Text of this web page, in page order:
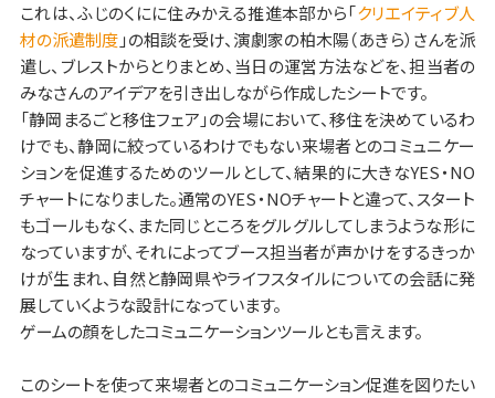
これは、ふじのくにに住みかえる推進本部から「クリエイティブ人
材の派遣制度 」の相談を受け、演劇家の柏木陽（あきら）さんを派
遣し、ブレストからとりまとめ、当日の運営方法などを、担当者の
みなさんのアイデアを引き出しながら作成したシートです。
「静岡まるごと移住フェア」の会場において、移住を決めているわ
けでも、静岡に絞っているわけでもない来場者とのコミュニケー
ションを促進するためのツールとして、結果的に大きなYES・NO
チャートになりました。通常のYES・NOチャートと違って、スタート
もゴールもなく、また同じところをグルグルしてしまうような形に
なっていますが、それによってブース担当者が声かけをするきっか
けが生まれ、自然と静岡県やライフスタイルについての会話に発
展していくような設計になっています。
ゲームの顔をしたコミュニケーションツールとも言えます。
このシートを使って来場者とのコミュニケーション促進を図りたい